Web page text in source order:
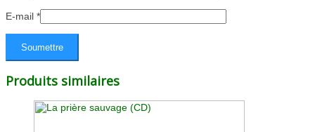
E-mail *
Produits similaires